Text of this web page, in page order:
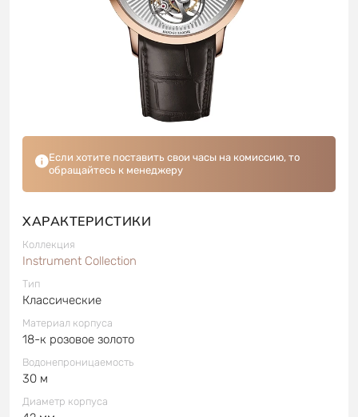
Если хотите поставить свои часы на комиссию, то
обращайтесь к менеджеру
ХАРАКТЕРИСТИКИ
Коллекция
Instrument Collection
Тип
Классические
Материал корпуса
18-к розовое золото
Водонепроницаемость
30 м
Диаметр корпуса